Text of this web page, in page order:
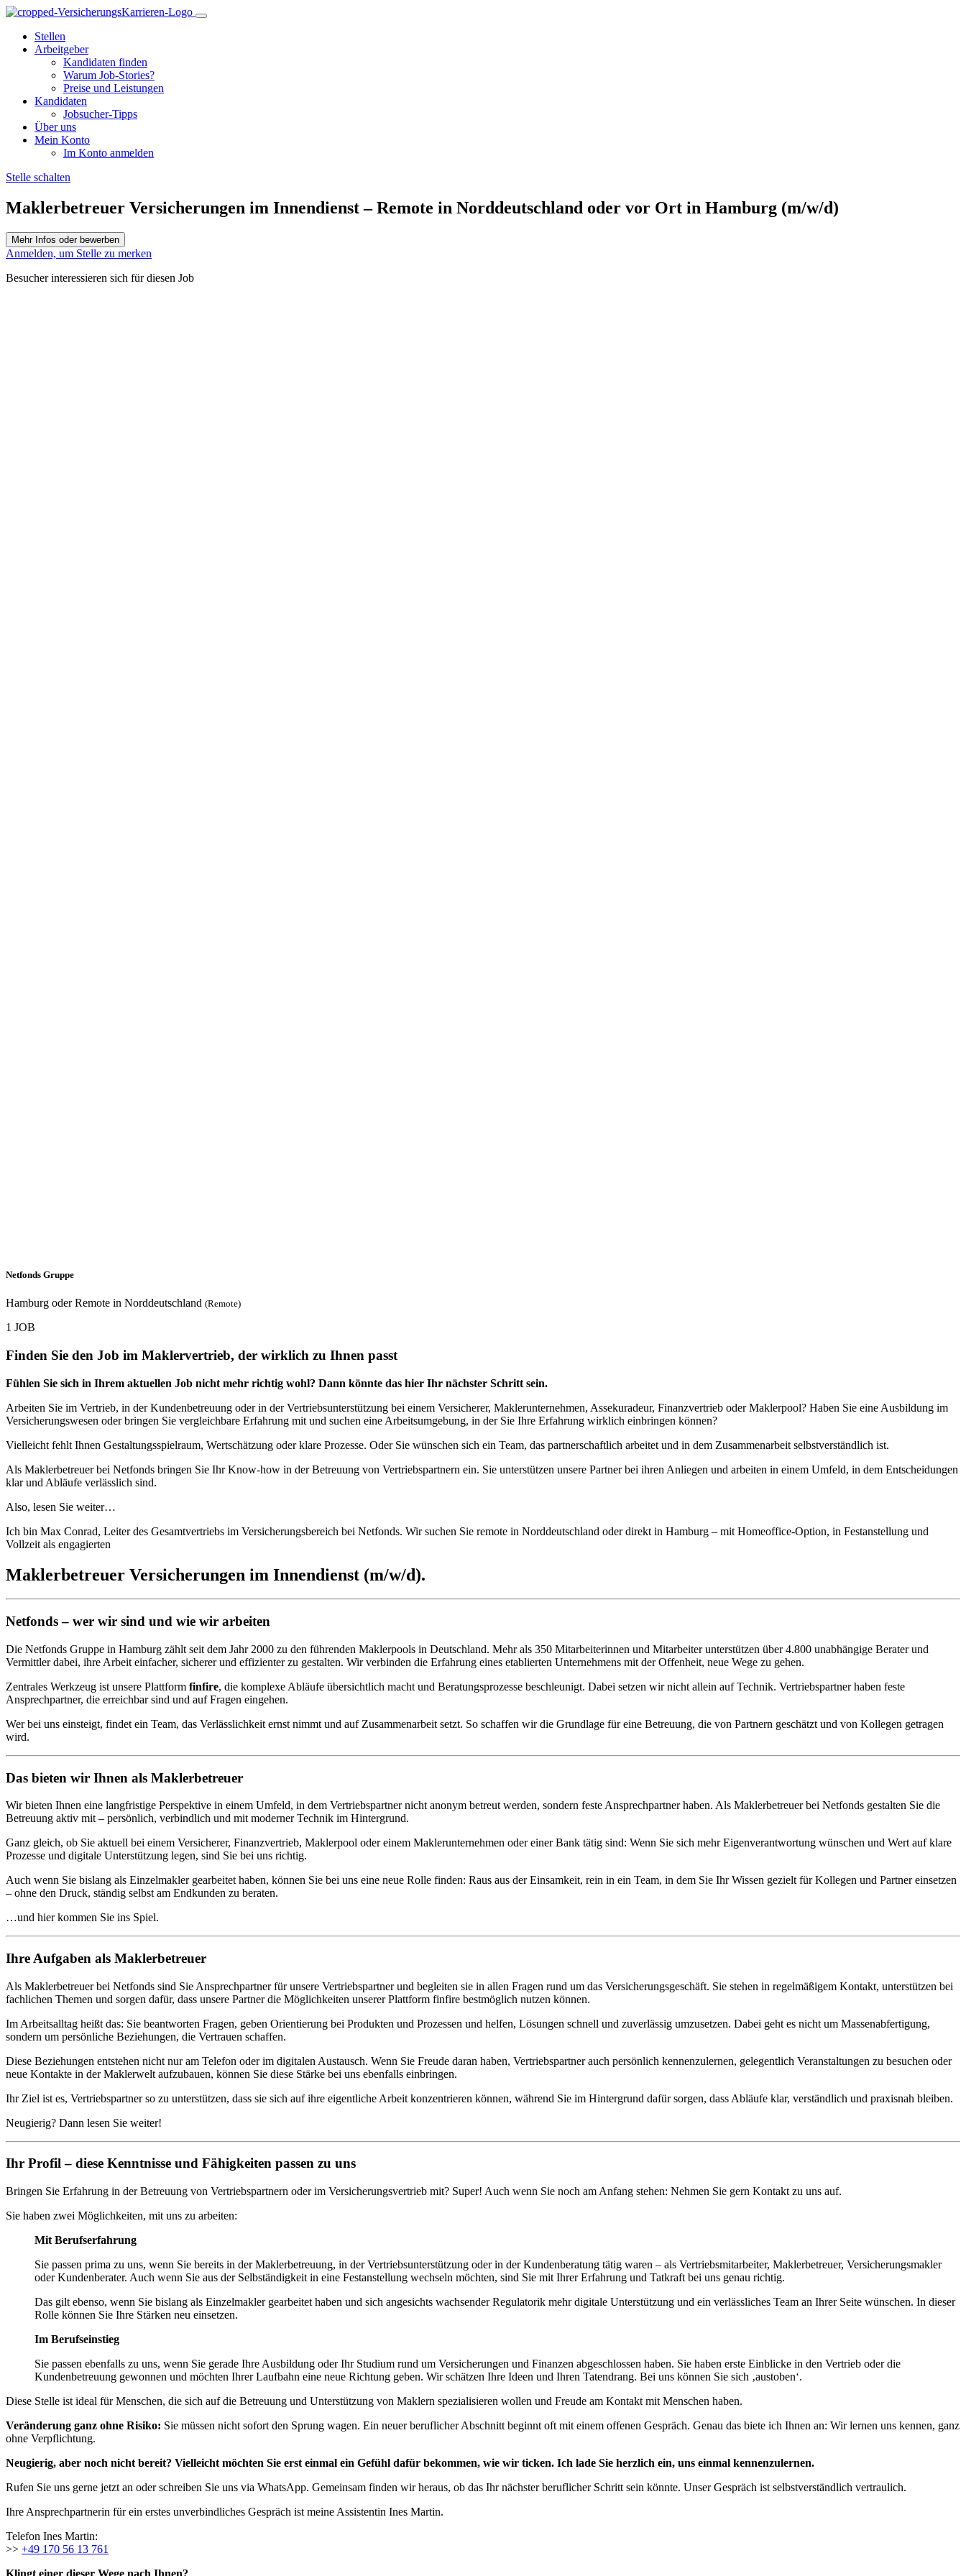
Stellen
Arbeitgeber
Kandidaten finden
Warum Job-Stories?
Preise und Leistungen
Kandidaten
Jobsucher-Tipps
Über uns
Mein Konto
Im Konto anmelden
Stelle schalten
Maklerbetreuer Versicherungen im Innendienst – Remote in Norddeutschland oder vor Ort in Hamburg (m/w/d)
Anmelden, um Stelle zu merken
Besucher interessieren sich für diesen Job
Netfonds Gruppe
Hamburg oder Remote in Norddeutschland (Remote)
1 JOB
Finden Sie den Job im Maklervertrieb, der wirklich zu Ihnen passt
Fühlen Sie sich in Ihrem aktuellen Job nicht mehr richtig wohl? Dann könnte das hier Ihr nächster Schritt sein.
Arbeiten Sie im Vertrieb, in der Kundenbetreuung oder in der Vertriebsunterstützung bei einem Versicherer, Maklerunternehmen, Assekuradeur, Finanzvertrieb oder Maklerpool? Haben Sie eine Ausbildung im
Versicherungswesen oder bringen Sie vergleichbare Erfahrung mit und suchen eine Arbeitsumgebung, in der Sie Ihre Erfahrung wirklich einbringen können?
Vielleicht fehlt Ihnen Gestaltungsspielraum, Wertschätzung oder klare Prozesse. Oder Sie wünschen sich ein Team, das partnerschaftlich arbeitet und in dem Zusammenarbeit selbstverständlich ist.
Als Maklerbetreuer bei Netfonds bringen Sie Ihr Know-how in der Betreuung von Vertriebspartnern ein. Sie unterstützen unsere Partner bei ihren Anliegen und arbeiten in einem Umfeld, in dem Entscheidungen
klar und Abläufe verlässlich sind.
Also, lesen Sie weiter…
Ich bin Max Conrad, Leiter des Gesamtvertriebs im Versicherungsbereich bei Netfonds. Wir suchen Sie remote in Norddeutschland oder direkt in Hamburg – mit Homeoffice-Option, in Festanstellung und
Vollzeit als engagierten
Maklerbetreuer Versicherungen im Innendienst (m/w/d).
Netfonds – wer wir sind und wie wir arbeiten
Die Netfonds Gruppe in Hamburg zählt seit dem Jahr 2000 zu den führenden Maklerpools in Deutschland. Mehr als 350 Mitarbeiterinnen und Mitarbeiter unterstützen über 4.800 unabhängige Berater und
Vermittler dabei, ihre Arbeit einfacher, sicherer und effizienter zu gestalten. Wir verbinden die Erfahrung eines etablierten Unternehmens mit der Offenheit, neue Wege zu gehen.
Zentrales Werkzeug ist unsere Plattform finfire, die komplexe Abläufe übersichtlich macht und Beratungsprozesse beschleunigt. Dabei setzen wir nicht allein auf Technik. Vertriebspartner haben feste
Ansprechpartner, die erreichbar sind und auf Fragen eingehen.
Wer bei uns einsteigt, findet ein Team, das Verlässlichkeit ernst nimmt und auf Zusammenarbeit setzt. So schaffen wir die Grundlage für eine Betreuung, die von Partnern geschätzt und von Kollegen getragen
wird.
Das bieten wir Ihnen als Maklerbetreuer
Wir bieten Ihnen eine langfristige Perspektive in einem Umfeld, in dem Vertriebspartner nicht anonym betreut werden, sondern feste Ansprechpartner haben. Als Maklerbetreuer bei Netfonds gestalten Sie die
Betreuung aktiv mit – persönlich, verbindlich und mit moderner Technik im Hintergrund.
Ganz gleich, ob Sie aktuell bei einem Versicherer, Finanzvertrieb, Maklerpool oder einem Maklerunternehmen oder einer Bank tätig sind: Wenn Sie sich mehr Eigenverantwortung wünschen und Wert auf klare
Prozesse und digitale Unterstützung legen, sind Sie bei uns richtig.
Auch wenn Sie bislang als Einzelmakler gearbeitet haben, können Sie bei uns eine neue Rolle finden: Raus aus der Einsamkeit, rein in ein Team, in dem Sie Ihr Wissen gezielt für Kollegen und Partner einsetzen
– ohne den Druck, ständig selbst am Endkunden zu beraten.
…und hier kommen Sie ins Spiel.
Ihre Aufgaben als Maklerbetreuer
Als Maklerbetreuer bei Netfonds sind Sie Ansprechpartner für unsere Vertriebspartner und begleiten sie in allen Fragen rund um das Versicherungsgeschäft. Sie stehen in regelmäßigem Kontakt, unterstützen bei
fachlichen Themen und sorgen dafür, dass unsere Partner die Möglichkeiten unserer Plattform finfire bestmöglich nutzen können.
Im Arbeitsalltag heißt das: Sie beantworten Fragen, geben Orientierung bei Produkten und Prozessen und helfen, Lösungen schnell und zuverlässig umzusetzen. Dabei geht es nicht um Massenabfertigung,
sondern um persönliche Beziehungen, die Vertrauen schaffen.
Diese Beziehungen entstehen nicht nur am Telefon oder im digitalen Austausch. Wenn Sie Freude daran haben, Vertriebspartner auch persönlich kennenzulernen, gelegentlich Veranstaltungen zu besuchen oder
neue Kontakte in der Maklerwelt aufzubauen, können Sie diese Stärke bei uns ebenfalls einbringen.
Ihr Ziel ist es, Vertriebspartner so zu unterstützen, dass sie sich auf ihre eigentliche Arbeit konzentrieren können, während Sie im Hintergrund dafür sorgen, dass Abläufe klar, verständlich und praxisnah bleiben.
Neugierig? Dann lesen Sie weiter!
Ihr Profil – diese Kenntnisse und Fähigkeiten passen zu uns
Bringen Sie Erfahrung in der Betreuung von Vertriebspartnern oder im Versicherungsvertrieb mit? Super! Auch wenn Sie noch am Anfang stehen: Nehmen Sie gern Kontakt zu uns auf.
Sie haben zwei Möglichkeiten, mit uns zu arbeiten:
Mit Berufserfahrung
Sie passen prima zu uns, wenn Sie bereits in der Maklerbetreuung, in der Vertriebsunterstützung oder in der Kundenberatung tätig waren – als Vertriebsmitarbeiter, Maklerbetreuer, Versicherungsmakler
oder Kundenberater. Auch wenn Sie aus der Selbständigkeit in eine Festanstellung wechseln möchten, sind Sie mit Ihrer Erfahrung und Tatkraft bei uns genau richtig.
Das gilt ebenso, wenn Sie bislang als Einzelmakler gearbeitet haben und sich angesichts wachsender Regulatorik mehr digitale Unterstützung und ein verlässliches Team an Ihrer Seite wünschen. In dieser
Rolle können Sie Ihre Stärken neu einsetzen.
Im Berufseinstieg
Sie passen ebenfalls zu uns, wenn Sie gerade Ihre Ausbildung oder Ihr Studium rund um Versicherungen und Finanzen abgeschlossen haben. Sie haben erste Einblicke in den Vertrieb oder die
Kundenbetreuung gewonnen und möchten Ihrer Laufbahn eine neue Richtung geben. Wir schätzen Ihre Ideen und Ihren Tatendrang. Bei uns können Sie sich ‚austoben‘.
Diese Stelle ist ideal für Menschen, die sich auf die Betreuung und Unterstützung von Maklern spezialisieren wollen und Freude am Kontakt mit Menschen haben.
Veränderung ganz ohne Risiko: Sie müssen nicht sofort den Sprung wagen. Ein neuer beruflicher Abschnitt beginnt oft mit einem offenen Gespräch. Genau das biete ich Ihnen an: Wir lernen uns kennen, ganz
ohne Verpflichtung.
Neugierig, aber noch nicht bereit? Vielleicht möchten Sie erst einmal ein Gefühl dafür bekommen, wie wir ticken. Ich lade Sie herzlich ein, uns einmal kennenzulernen.
Rufen Sie uns gerne jetzt an oder schreiben Sie uns via WhatsApp. Gemeinsam finden wir heraus, ob das Ihr nächster beruflicher Schritt sein könnte. Unser Gespräch ist selbstverständlich vertraulich.
Ihre Ansprechpartnerin für ein erstes unverbindliches Gespräch ist meine Assistentin Ines Martin.
Telefon Ines Martin:
>> +49 170 56 13 761